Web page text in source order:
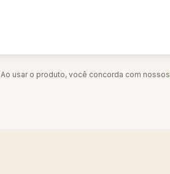
Ao usar o produto, você concorda com nossos